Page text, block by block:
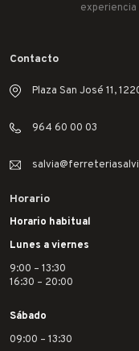
Contacto
Plaza San José 11,
964 60 00 03
Horario
Horario habitual
Lunes a viernes
9:00 – 13:30
16:30 – 20:00
Sábado
09:00 – 13:30